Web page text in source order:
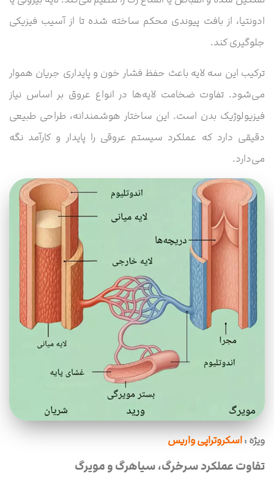
ادونتیا، از بافت پیوندی محکم ساخته شده تا از آسیب فیزیکی
جلوگیری کند.
ترکیب این سه لایه باعث حفظ فشار خون و پایداری جریان هموار
می‌شود. تفاوت ضخامت لایه‌ها در انواع عروق بر اساس نیاز
فیزیولوژیک بدن است. این ساختار هوشمندانه، طراحی طبیعی
دقیقی دارد که عملکرد سیستم عروقی را پایدار و کارآمد نگه
می‌دارد.
ویژه :اسکروتراپی واریس
تفاوت عملکرد سرخرگ، سیاهرگ و مویرگ